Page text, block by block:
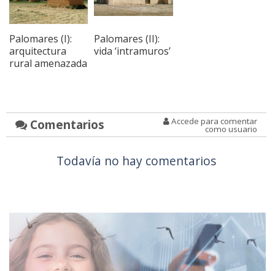
Palomares (I):
arquitectura
rural amenazada
Palomares (II):
vida ‘intramuros’
Comentarios Accede para comentar
como usuario
Todavía no hay comentarios